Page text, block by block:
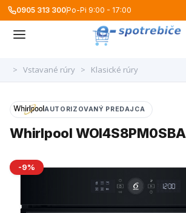
0905 313 300Po-Pi 9:00 - 17:00
> Vstavané rúry > Klasické rúry
-9%
AUTORIZOVANÝ PREDAJCA
Whirlpool WOI4S8PM0SBA